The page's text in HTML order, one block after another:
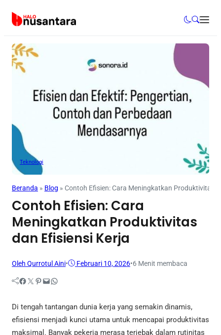
Teknologi
Beranda » Blog » Contoh Efisien: Cara Meningkatkan Produktivitas
Contoh Efisien: Cara
Meningkatkan Produktivitas
dan Efisiensi Kerja
Oleh Qurrotul Aini• Februari 10, 2026•6 Menit membaca
Facebook Twitter Pinterest Mail WhatsApp
Di tengah tantangan dunia kerja yang semakin dinamis,
efisiensi menjadi kunci utama untuk mencapai produktivitas
maksimal. Banyak pekerja merasa terjebak dalam rutinitas